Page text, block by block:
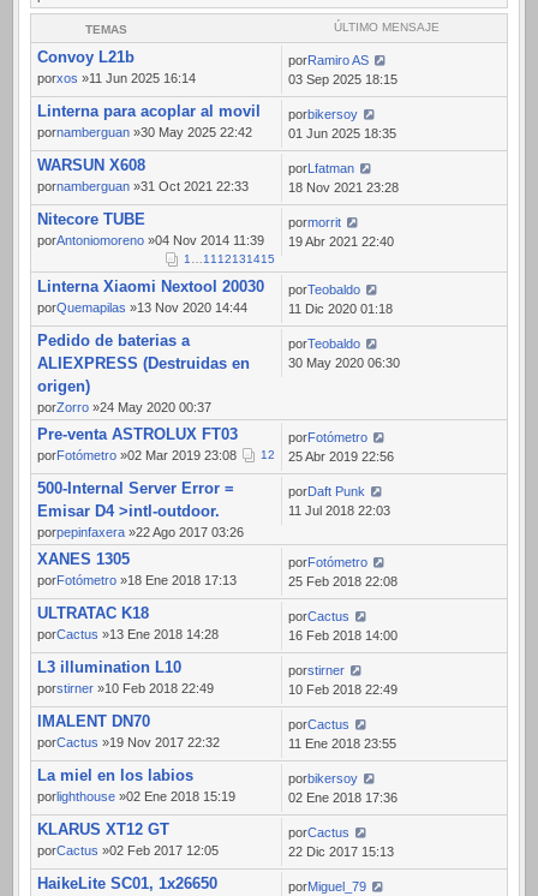
TEMAS ÚLTIMO MENSAJE
Convoy L21b
porxos »11 Jun 2025 16:14
porRamiro AS
03 Sep 2025 18:15
Linterna para acoplar al movil
pornamberguan »30 May 2025 22:42
porbikersoy
01 Jun 2025 18:35
WARSUN X608
pornamberguan »31 Oct 2021 22:33
por Lfatman
18 Nov 2021 23:28
Nitecore TUBE
porAntoniomoreno »04 Nov 2014 11:39
1…1112131415
pormorrit
19 Abr 2021 22:40
Linterna Xiaomi Nextool 20030
porQuemapilas »13 Nov 2020 14:44
porTeobaldo
11 Dic 2020 01:18
Pedido de baterias a
ALIEXPRESS (Destruidas en
origen)
porZorro »24 May 2020 00:37
porTeobaldo
30 May 2020 06:30
Pre-venta ASTROLUX FT03
porFotómetro »02 Mar 2019 23:08 12
porFotómetro
25 Abr 2019 22:56
500-Internal Server Error =
Emisar D4 >intl-outdoor.
porpepinfaxera »22 Ago 2017 03:26
porDaft Punk
11 Jul 2018 22:03
XANES 1305
porFotómetro »18 Ene 2018 17:13
porFotómetro
25 Feb 2018 22:08
ULTRATAC K18
porCactus »13 Ene 2018 14:28
porCactus
16 Feb 2018 14:00
L3 illumination L10
porstirner »10 Feb 2018 22:49
porstirner
10 Feb 2018 22:49
IMALENT DN70
porCactus »19 Nov 2017 22:32
porCactus
11 Ene 2018 23:55
La miel en los labios
porlighthouse »02 Ene 2018 15:19
porbikersoy
02 Ene 2018 17:36
KLARUS XT12 GT
porCactus »02 Feb 2017 12:05
porCactus
22 Dic 2017 15:13
HaikeLite SC01, 1x26650
porMiguel_79